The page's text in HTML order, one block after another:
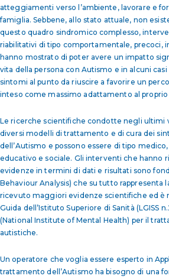
atteggiamenti verso l’ambiente, lavorare e
famiglia. Sebbene, allo stato attuale, non
questo quadro sindromico complesso,
riabilitativi di tipo comportamentale, precoci,
hanno mostrato di poter avere un impatto
vita della persona con Autismo e in alcuni
sintomi al punto da riuscire a favorire un
inteso come massimo adattamento al
Le ricerche scientifiche condotte negli ultimi
diversi modelli di trattamento e di cura dei
dell’Autismo e possono essere di tipo
educativo e sociale. Gli interventi che hanno
evidenze in termini di dati e risultati sono
Behaviour Analysis) che su tutto rappresenta
ricevuto maggiori evidenze scientifiche ed è
Guida dell’Istituto Superiore di Sanità (LGISS
(National Institute of Mental Health) per il
autistiche.
Un operatore che voglia essere esperto in
trattamento dell’Autismo ha bisogno di una